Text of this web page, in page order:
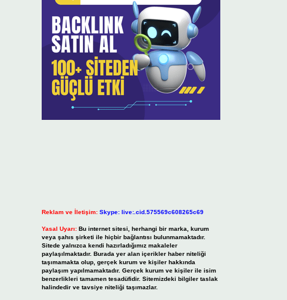
Reklam ve İletişim: Skype: live:.cid.575569c608265c69
Yasal Uyarı: Bu internet sitesi, herhangi bir marka, kurum
veya şahıs şirketi ile hiçbir bağlantısı bulunmamaktadır.
Sitede yalnızca kendi hazırladığımız makaleler
paylaşılmaktadır. Burada yer alan içerikler haber niteliği
taşımamakta olup, gerçek kurum ve kişiler hakkında
paylaşım yapılmamaktadır. Gerçek kurum ve kişiler ile isim
benzerlikleri tamamen tesadüfidir. Sitemizdeki bilgiler taslak
halindedir ve tavsiye niteliği taşımazlar.